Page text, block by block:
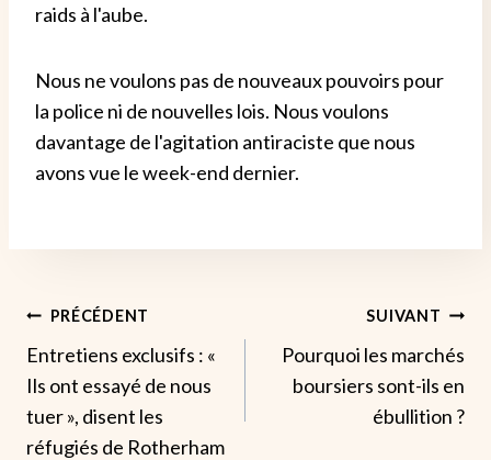
raids à l'aube.
Nous ne voulons pas de nouveaux pouvoirs pour
la police ni de nouvelles lois. Nous voulons
davantage de l'agitation antiraciste que nous
avons vue le week-end dernier.
Navigation
De
L’article
PRÉCÉDENT
Entretiens exclusifs : «
Ils ont essayé de nous
tuer », disent les
réfugiés de Rotherham
SUIVANT
Pourquoi les marchés
boursiers sont-ils en
ébullition ?